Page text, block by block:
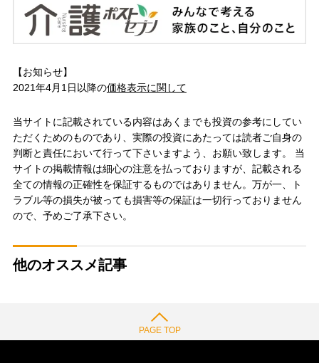
【お知らせ】
2021年4月1日以降の価格表示に関して
当サイトに記載されている内容はあくまでも投資の参考にしてい
ただくためのものであり、実際の投資にあたっては読者ご自身の
判断と責任において行って下さいますよう、お願い致します。 当
サイトの掲載情報は細心の注意を払っておりますが、記載される
全ての情報の正確性を保証するものではありません。万が一、ト
ラブル等の損失が被っても損害等の保証は一切行っておりません
ので、予めご了承下さい。
他のオススメ記事
PAGE TOP